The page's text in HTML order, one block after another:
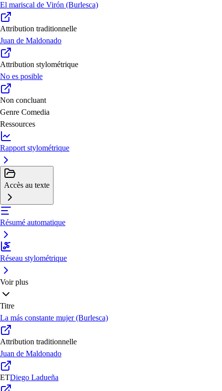
El mariscal de Virón (Burlesca)
Attribution traditionnelle
Juan de Maldonado
Attribution stylométrique
No es posible
Non concluant
Genre Comedia
Ressources
Rapport stylométrique
Accès au texte
Résumé automatique
Réseau stylométrique
Voir plus
Titre
La más constante mujer (Burlesca)
Attribution traditionnelle
Juan de Maldonado
ETDiego Ladueña